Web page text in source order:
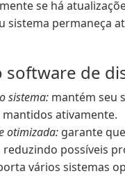
se há
sistema permaneça
software de
sistema: mantém seu
ativamente.
otimizada: garante
possíveis
vários sistemas